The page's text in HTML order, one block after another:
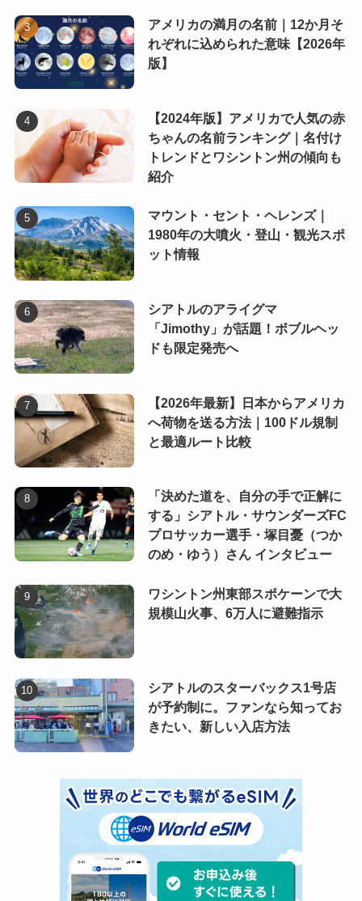
アメリカの満月の名前｜12か月そ
れぞれに込められた意味【2026年
版】
【2024年版】アメリカで人気の赤
ちゃんの名前ランキング｜名付け
トレンドとワシントン州の傾向も
紹介
マウント・セント・ヘレンズ｜
1980年の大噴火・登山・観光スポ
ット情報
シアトルのアライグマ
「Jimothy」が話題！ボブルヘッ
ドも限定発売へ
【2026年最新】日本からアメリカ
へ荷物を送る方法｜100ドル規制
と最適ルート比較
「決めた道を、自分の手で正解に
する」シアトル・サウンダーズFC
プロサッカー選手・塚目憂（つか
のめ・ゆう）さん インタビュー
ワシントン州東部スポケーンで大
規模山火事、6万人に避難指示
シアトルのスターバックス1号店
が予約制に。ファンなら知ってお
きたい、新しい入店方法